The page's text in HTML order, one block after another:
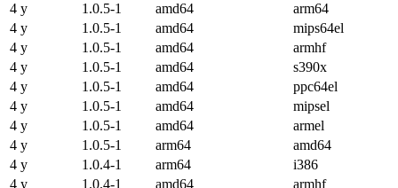
4 y
1.0.5-1 amd64
arm64
4 y
1.0.5-1 amd64
mips64el
4 y
1.0.5-1 amd64
armhf
4 y
1.0.5-1 amd64
s390x
4 y
1.0.5-1 amd64
ppc64el
4 y
1.0.5-1 amd64
mipsel
4 y
1.0.5-1 amd64
armel
4 y
1.0.5-1 arm64
amd64
4 y
1.0.4-1 arm64
i386
4 y
1.0.4-1 amd64
armhf